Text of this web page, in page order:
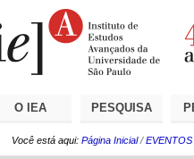
O IEA PESQUISA
Você está aqui: Página Inicial /EVENTOS